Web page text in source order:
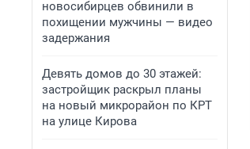
новосибирцев обвинили в
похищении мужчины — видео
задержания
Девять домов до 30 этажей:
застройщик раскрыл планы
на новый микрорайон по КРТ
на улице Кирова